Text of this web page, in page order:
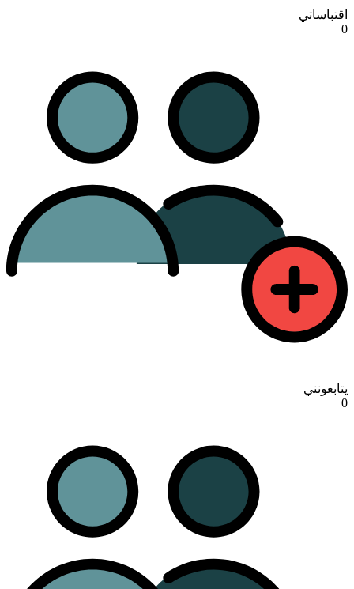
اقتباساتي
0
يتابعونني
0